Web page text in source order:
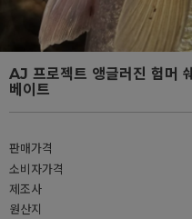
AJ 프로젝트 앵글러진 험머
베이트
판매가격
소비자가격
제조사
원산지